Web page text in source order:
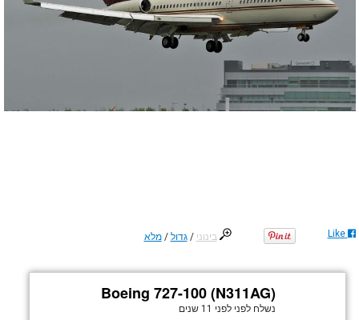
בינוני /גדול /מלא Like
Boeing 727-100 (N311AG)
נשלח לפני לפני 11 שנים